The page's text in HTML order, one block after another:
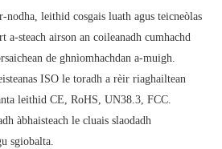
nodha, leithid cosgais luath agus teicneòlas
a-steach airson an coileanadh cumhachd
de ghnìomhachdan a-muigh.
ISO le toradh a rèir riaghailtean
leithid CE, RoHS, UN38.3, FCC.
àbhaisteach le cluais slaodadh
sgiobalta.